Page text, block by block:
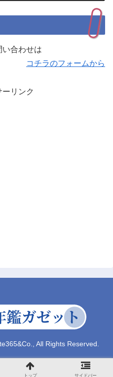
い合わせは
コチラのフォームから
ーリンク
All Rights Reserved.
トップ サイドバー